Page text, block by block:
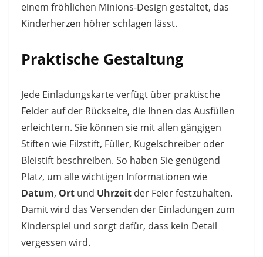
einem fröhlichen Minions-Design gestaltet, das
Kinderherzen höher schlagen lässt.
Praktische Gestaltung
Jede Einladungskarte verfügt über praktische
Felder auf der Rückseite, die Ihnen das Ausfüllen
erleichtern. Sie können sie mit allen gängigen
Stiften wie Filzstift, Füller, Kugelschreiber oder
Bleistift beschreiben. So haben Sie genügend
Platz, um alle wichtigen Informationen wie
Datum, Ort und Uhrzeit der Feier festzuhalten.
Damit wird das Versenden der Einladungen zum
Kinderspiel und sorgt dafür, dass kein Detail
vergessen wird.